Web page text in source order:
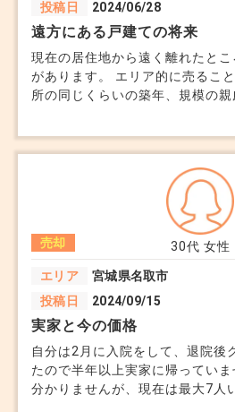
しこの状態で適用できない場合
してしまえば適用可能ですか？
投稿日
2024/06/28
遠方にある戸建ての将来
現在の居住地から遠く離れたと
があります。 エリア的に売るこ
所の同じくらいの築年、規模の親
上）周りに観光地や集客できる
ん。 学校は廃校になり、働ける
くらいで町内で若者を見かけません。 管理する
しい状況ですが、こういった物
か道はないのでしょうか。
30代 女性
売却
エリア
宮城県名取市
投稿日
2024/09/15
実家と今の価格
自分は2月に入院をして、退院後
たので半年以上実家に帰ってい
分かりませんが、現在は最大7人